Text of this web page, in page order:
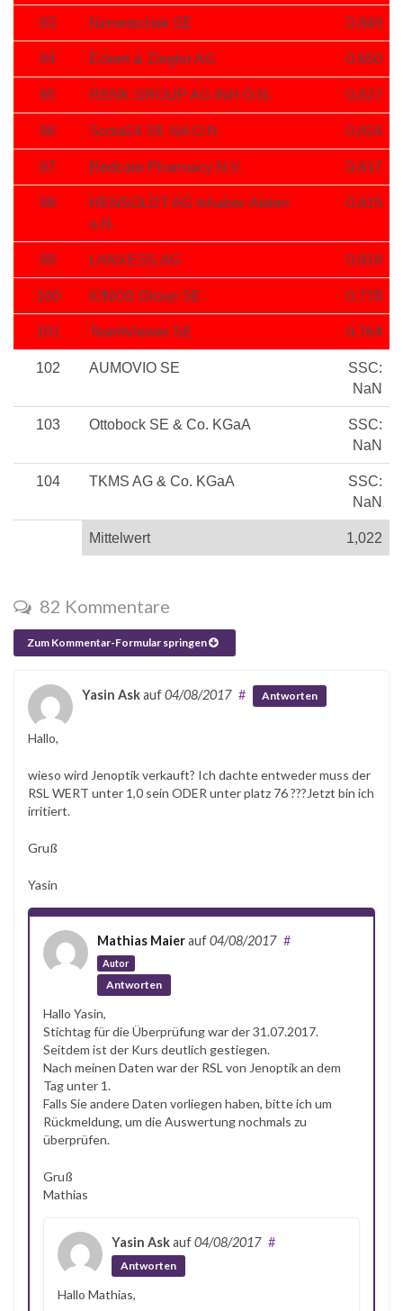
93 Nemetschek SE 0,849
94 Eckert & Ziegler AG 0,850
95 RENK GROUP AG INH O.N. 0,827
96 Scout24 SE NA O.N 0,824
97 Redcare Pharmacy N.V. 0,817
98
HENSOLDT AG Inhaber-Aktien
o.N.
0,815
99 LANXESS AG 0,818
100 IONOS Group SE 0,778
101 TeamViewer SE 0,764
102 AUMOVIO SE
SSC:
NaN
103 Ottobock SE & Co. KGaA
SSC:
NaN
104 TKMS AG & Co. KGaA
SSC:
NaN
Mittelwert 1,022
82 Kommentare
Zum Kommentar-Formular springen
Yasin Askauf04/08/2017 # Antworten
Hallo,
wieso wird Jenoptik verkauft? Ich dachte entweder muss der
RSL WERT unter 1,0 sein ODER unter platz 76 ???Jetzt bin ich
irritiert.
Gruß
Yasin
Mathias Maierauf04/08/2017
Autor
#
Antworten
Hallo Yasin,
Stichtag für die Überprüfung war der 31.07.2017.
Seitdem ist der Kurs deutlich gestiegen.
Nach meinen Daten war der RSL von Jenoptik an dem
Tag unter 1.
Falls Sie andere Daten vorliegen haben, bitte ich um
Rückmeldung, um die Auswertung nochmals zu
überprüfen.
Gruß
Mathias
Yasin Askauf04/08/2017 #
Antworten
Hallo Mathias,